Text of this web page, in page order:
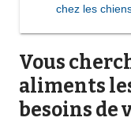
chez les
Vous
aliments
besoins de